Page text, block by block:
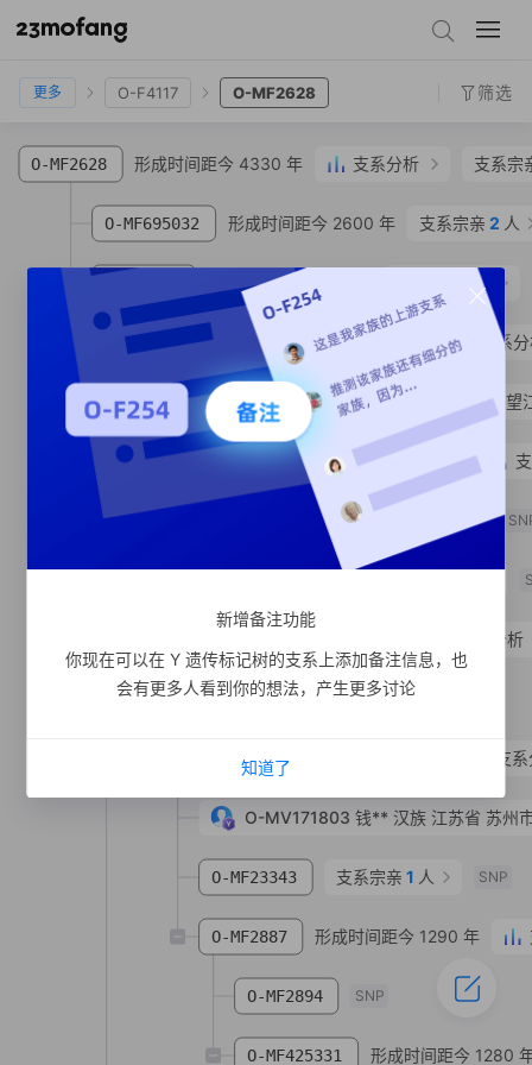
O-MF2621
更多 O-F4117 O-MF2628 筛选
O-MF2628 形成时间距今 4330 年 支系分析 支系宗
O-MF695032 形成时间距今 2600 年 支系宗亲 2 人
形成时间距今 1870 年 支系分析
O-MF224741 形成时间距今 1660 年 支系
支系分析
O-MF224746洪**汉族安徽省 安庆市 望
O-MF294502 形成时间距今 1640 年
O-F172832** SNP
O-MF5601 形成时间距今 1460 年 支
形成时间距今 780 年
O-MV171803 钱** 汉族 江苏省 苏州
O-MF23343 支系宗亲 1 人 SNP
O-MF2887 形成时间距今 1290 年
O-MF2894 SNP
O-MF425331 形成时间距今 1280
新增备注功能
你现在可以在 Y 遗传标记树的支系上添加备注信息，也
会有更多人看到你的想法，产生更多讨论
知道了